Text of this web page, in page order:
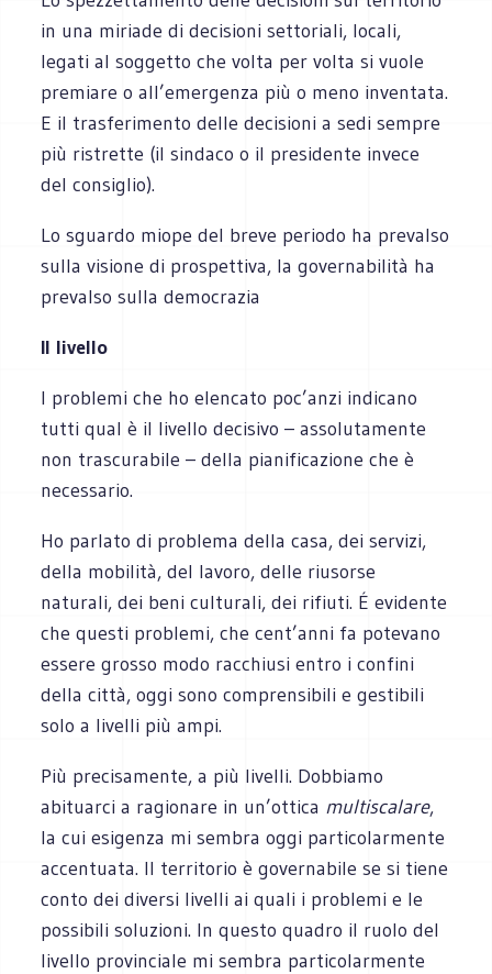
in una miriade di decisioni settoriali, locali,
legati al soggetto che volta per volta si vuole
premiare o all’emergenza più o meno inventata.
E il trasferimento delle decisioni a sedi sempre
più ristrette (il sindaco o il presidente invece
del consiglio).
Lo sguardo miope del breve periodo ha prevalso
sulla visione di prospettiva, la governabilità ha
prevalso sulla democrazia
Il livello
I problemi che ho elencato poc’anzi indicano
tutti qual è il livello decisivo – assolutamente
non trascurabile – della pianificazione che è
necessario.
Ho parlato di problema della casa, dei servizi,
della mobilità, del lavoro, delle riusorse
naturali, dei beni culturali, dei rifiuti. É evidente
che questi problemi, che cent’anni fa potevano
essere grosso modo racchiusi entro i confini
della città, oggi sono comprensibili e gestibili
solo a livelli più ampi.
Più precisamente, a più livelli. Dobbiamo
abituarci a ragionare in un’ottica multiscalare,
la cui esigenza mi sembra oggi particolarmente
accentuata. Il territorio è governabile se si tiene
conto dei diversi livelli ai quali i problemi e le
possibili soluzioni. In questo quadro il ruolo del
livello provinciale mi sembra particolarmente